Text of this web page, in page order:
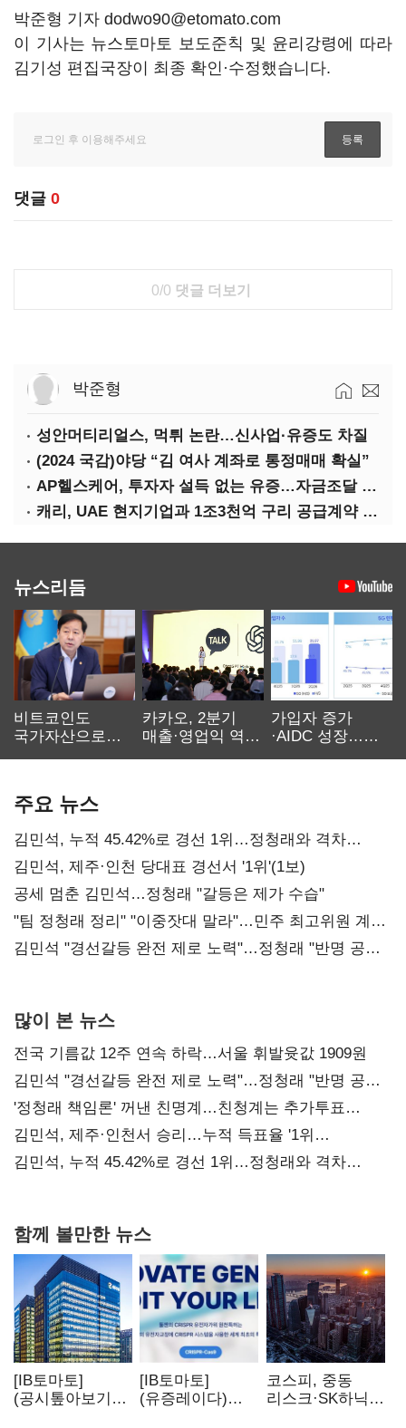
박준형 기자 dodwo90@etomato.com
이 기사는 뉴스토마토 보도준칙 및 윤리강령에 따라
김기성 편집국장이 최종 확인·수정했습니다.
댓글 0
0/0 댓글 더보기
박준형
성안머티리얼스, 먹튀 논란…신사업·유증도 차질
(2024 국감)야당 “김 여사 계좌로 통정매매 확실”
AP헬스케어, 투자자 설득 없는 유증…자금조달 ‘빨간불’
캐리, UAE 현지기업과 1조3천억 구리 공급계약 체결
뉴스리듬
비트코인도
국가자산으로…'
카카오, 2분기
매출·영업익 역대
가입자 증가
·AIDC 성장…
주요 뉴스
김민석, 누적 45.42%로 경선 1위…정청래와 격차
0.86%p(2보)
김민석, 제주·인천 당대표 경선서 '1위'(1보)
공세 멈춘 김민석…정청래 "갈등은 제가 수습"
"팀 정청래 정리" "이중잣대 말라"…민주 최고위원 계파
다툼 격화
김민석 "경선갈등 완전 제로 노력"…정청래 "반명 공세
많이 본 뉴스
전국 기름값 12주 연속 하락…서울 휘발윳값 1909원
김민석 "경선갈등 완전 제로 노력"…정청래 "반명 공세
사과부터"
'정청래 책임론' 꺼낸 친명계…친청계는 추가투표
때리기
김민석, 제주·인천서 승리…누적 득표율 '1위
탈환'(종합)
김민석, 누적 45.42%로 경선 1위…정청래와 격차
함께 볼만한 뉴스
[IB토마토]
(공시톺아보기)
[IB토마토]
(유증레이다)
코스피, 중동
리스크·SK하닉